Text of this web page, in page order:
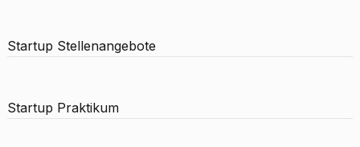
Startup Stellenangebote
Startup Praktikum